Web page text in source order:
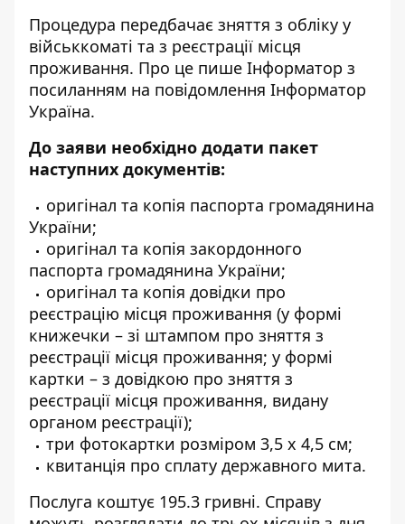
Процедура передбачає зняття з обліку у
військкоматі та з реєстрації місця
проживання. Про це пише Інформатор з
посиланням на повідомлення Інформатор
Україна.
До заяви необхідно додати пакет
наступних документів:
оригінал та копія паспорта громадянина
України;
оригінал та копія закордонного
паспорта громадянина України;
оригінал та копія довідки про
реєстрацію місця проживання (у формі
книжечки – зі штампом про зняття з
реєстрації місця проживання; у формі
картки – з довідкою про зняття з
реєстрації місця проживання, видану
органом реєстрації);
три фотокартки розміром 3,5 х 4,5 см;
квитанція про сплату державного мита.
Послуга коштує 195.3 гривні. Справу